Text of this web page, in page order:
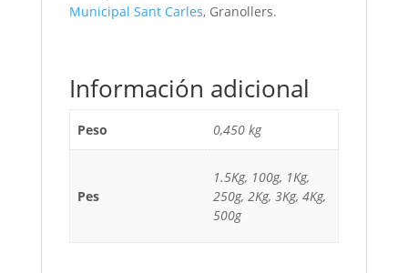
Municipal Sant Carles, Granollers.
Información adicional
Peso 0,450 kg
Pes
1.5Kg, 100g, 1Kg,
250g, 2Kg, 3Kg, 4Kg,
500g